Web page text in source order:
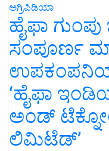
ಅಗ್ರಿಪಿಡಿಯಾ
ಹೈಫಾ
ಸಂಪೂರ್ಣ
‘ಹೈಫಾ
ಅಂಡ್
ಲಿಮಿಟೆಡ್’